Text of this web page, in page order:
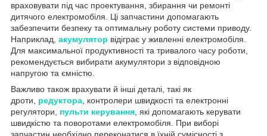
враховувати під час проектування, збирання чи ремонті
дитячого електромобіля. Ці запчастини допомагають
забезпечити безпеку та оптимальну роботу системи приводу.
Наприклад, акумулятор відіграє у живленні електромобіля.
Для максимальної продуктивності та тривалого часу роботи,
рекомендується вибирати акумулятори з відповідною
напругою та ємністю.
Важливо також врахувати й інші деталі, такі як
дроти, редуктора, контролери швидкості та електронні
регулятори, пульти керування, які допомагають керувати
швидкістю та поворотами електромобіля. При виборі